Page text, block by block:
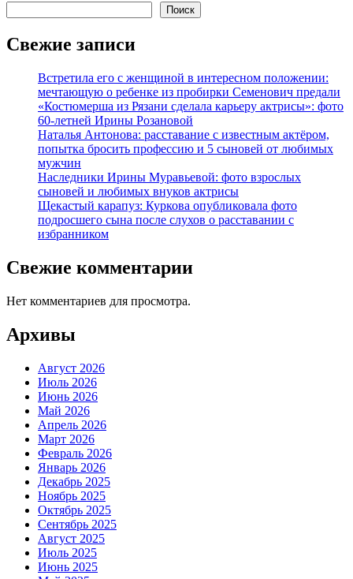
Поиск
Свежие записи
Встретила его с женщиной в интересном положении:
мечтающую о ребенке из пробирки Семенович предали
«Костюмерша из Рязани сделала карьеру актрисы»: фото
60-летней Ирины Розановой
Наталья Антонова: расставание с известным актёром,
попытка бросить профессию и 5 сыновей от любимых
мужчин
Наследники Ирины Муравьевой: фото взрослых
сыновей и любимых внуков актрисы
Щекастый карапуз: Куркова опубликовала фото
подросшего сына после слухов о расставании с
избранником
Свежие комментарии
Нет комментариев для просмотра.
Архивы
Август 2026
Июль 2026
Июнь 2026
Май 2026
Апрель 2026
Март 2026
Февраль 2026
Январь 2026
Декабрь 2025
Ноябрь 2025
Октябрь 2025
Сентябрь 2025
Август 2025
Июль 2025
Июнь 2025